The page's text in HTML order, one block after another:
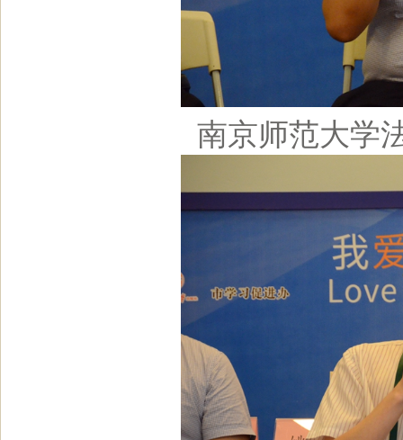
南京师范大学